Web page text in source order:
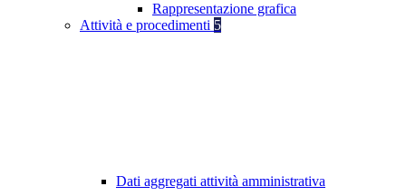
Rappresentazione grafica
Attività e procedimenti 5
Dati aggregati attività amministrativa